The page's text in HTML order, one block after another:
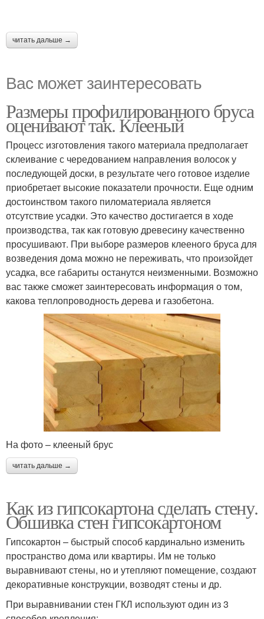
читать дальше →
Вас может заинтересовать
Размеры профилированного бруса
оценивают так. Клееный
Процесс изготовления такого материала предполагает
склеивание с чередованием направления волосок у
последующей доски, в результате чего готовое изделие
приобретает высокие показатели прочности. Еще одним
достоинством такого пиломатериала является
отсутствие усадки. Это качество достигается в ходе
производства, так как готовую древесину качественно
просушивают. При выборе размеров клееного бруса для
возведения дома можно не переживать, что произойдет
усадка, все габариты останутся неизменными. Возможно
вас также сможет заинтересовать информация о том,
какова теплопроводность дерева и газобетона.
На фото – клееный брус
читать дальше →
Как из гипсокартона сделать стену.
Обшивка стен гипсокартоном
Гипсокартон – быстрый способ кардинально изменить
пространство дома или квартиры. Им не только
выравнивают стены, но и утепляют помещение, создают
декоративные конструкции, возводят стены и др.
При выравнивании стен ГКЛ используют один из 3